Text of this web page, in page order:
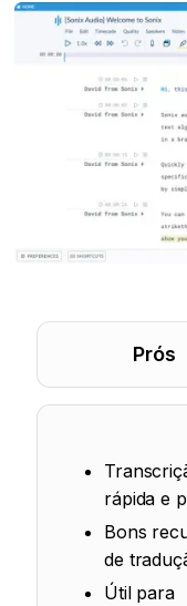
Prós
rápida e
Bons
de
Útil para